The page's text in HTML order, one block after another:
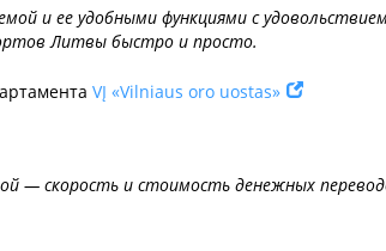
и ее удобными функциями с
Литвы быстро и просто.
VĮ «Vilniaus oro uostas»
— скорость и стоимость денежных